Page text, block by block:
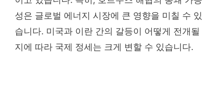
성은 글로벌 에너지 시장에 큰 영향을 미칠 수 있
습니다. 미국과 이란 간의 갈등이 어떻게 전개될
지에 따라 국제 정세는 크게 변할 수 있습니다.